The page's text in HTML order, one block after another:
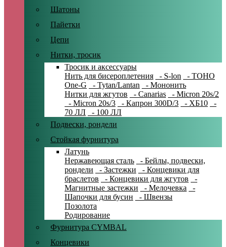
Шатоны
Пайетки
Цепи
Нитки, тросик
Тросик и аксессуары
Нить для бисероплетения
- S-lon
- TOHO
One-G
- Tytan/Lantan
- Мононить
Нитки для жгутов
- Canarias
- Micron 20s/2
- Micron 20s/3
- Капрон 300D/3 - ХБ10
-
70 ЛЛ
- 100 ЛЛ
Подвески, рондели
Стойкая фурнитура
Латунь
Нержавеющая сталь
- Бейлы, подвески,
рондели
- Застежки
- Концевики для
браслетов
- Концевики для жгутов
-
Магнитные застежки
- Мелочевка
-
Шапочки для бусин
- Швензы
Позолота
Родирование
Фурнитура CYMBAL
Концевики